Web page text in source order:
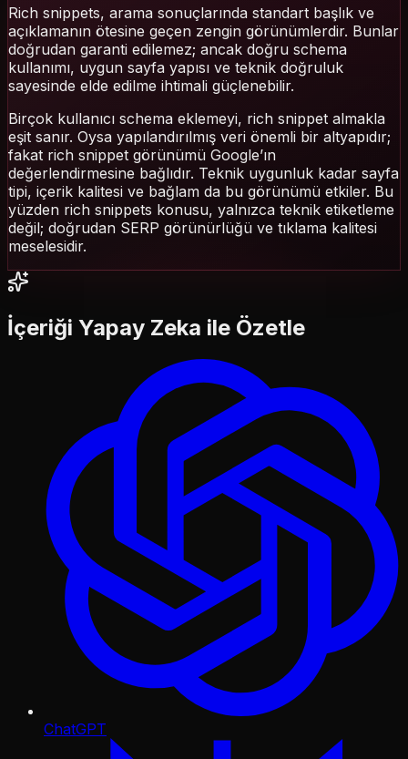
Rich snippets, arama sonuçlarında standart başlık ve
açıklamanın ötesine geçen zengin görünümlerdir. Bunlar
doğrudan garanti edilemez; ancak doğru schema
kullanımı, uygun sayfa yapısı ve teknik doğruluk
sayesinde elde edilme ihtimali güçlenebilir.
Birçok kullanıcı schema eklemeyi, rich snippet almakla
eşit sanır. Oysa yapılandırılmış veri önemli bir altyapıdır;
fakat rich snippet görünümü Google’ın
değerlendirmesine bağlıdır. Teknik uygunluk kadar sayfa
tipi, içerik kalitesi ve bağlam da bu görünümü etkiler. Bu
yüzden rich snippets konusu, yalnızca teknik etiketleme
değil; doğrudan SERP görünürlüğü ve tıklama kalitesi
meselesidir.
İçeriği Yapay Zeka ile Özetle
ChatGPT